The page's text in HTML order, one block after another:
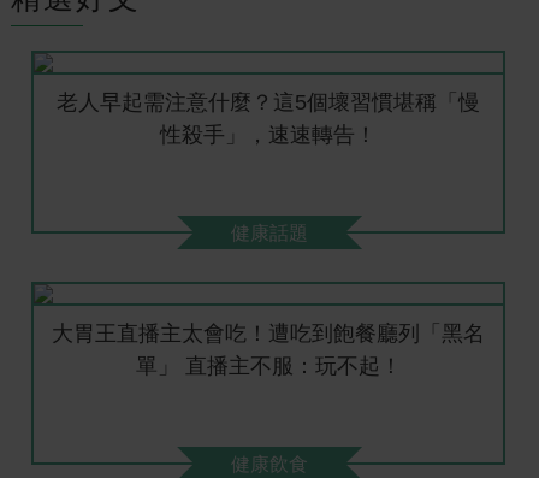
老人早起需注意什麼？這5個壞習慣堪稱「慢
性殺手」，速速轉告！
健康話題
大胃王直播主太會吃！遭吃到飽餐廳列「黑名
單」 直播主不服：玩不起！
健康飲食